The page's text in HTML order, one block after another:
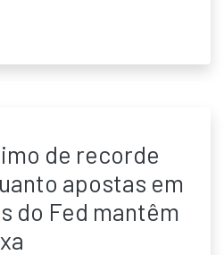
de recorde
apostas em
do Fed mantêm